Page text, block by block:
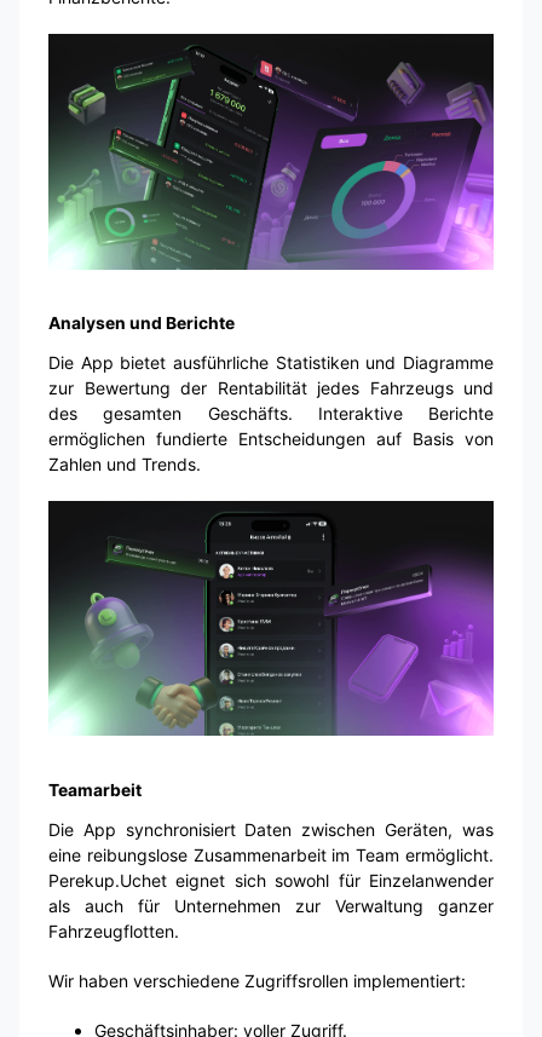
Analysen und Berichte
Die App bietet ausführliche Statistiken und Diagramme
zur Bewertung der Rentabilität jedes Fahrzeugs und
des gesamten Geschäfts. Interaktive Berichte
ermöglichen fundierte Entscheidungen auf Basis von
Zahlen und Trends.
Teamarbeit
Die App synchronisiert Daten zwischen Geräten, was
eine reibungslose Zusammenarbeit im Team ermöglicht.
Perekup.Uchet eignet sich sowohl für Einzelanwender
als auch für Unternehmen zur Verwaltung ganzer
Fahrzeugflotten.
Wir haben verschiedene Zugriffsrollen implementiert:
Geschäftsinhaber: voller Zugriff.